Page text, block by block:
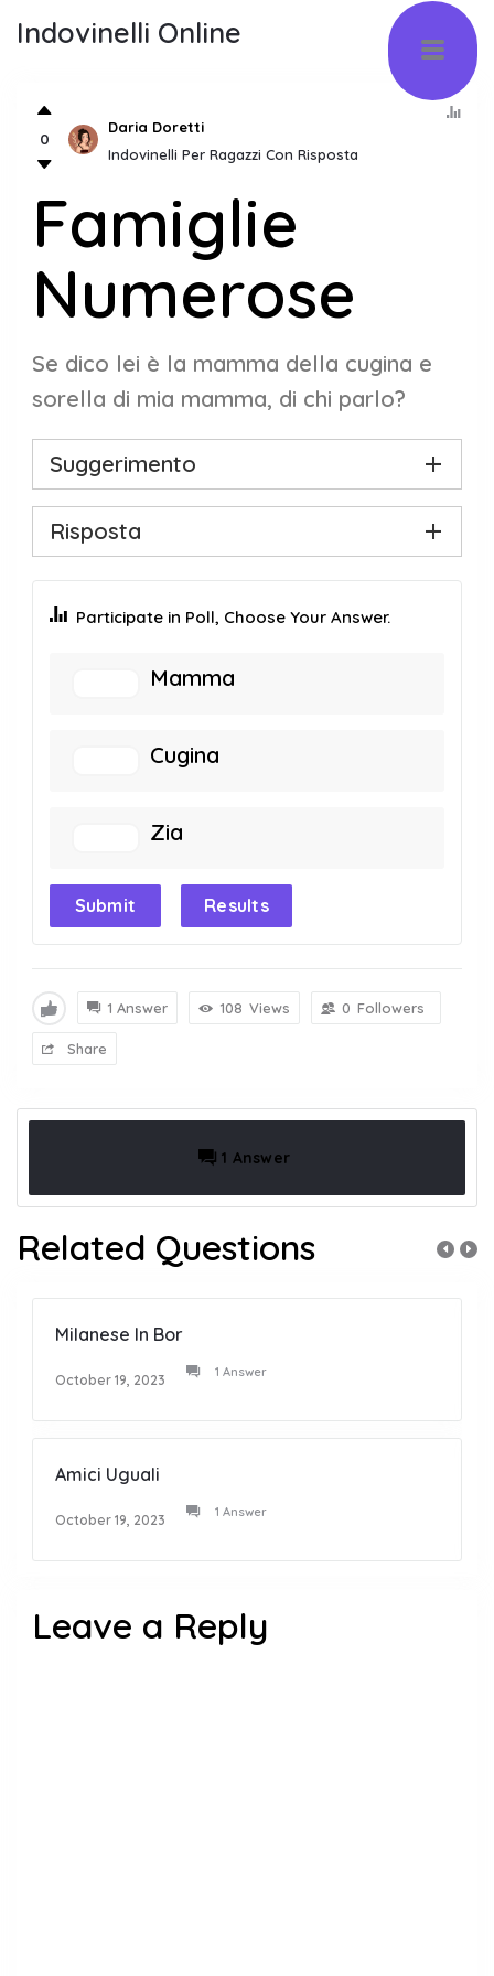
Indovinelli Online
0
Daria Doretti
Indovinelli Per Ragazzi Con Risposta
Famiglie
Numerose
Se dico lei è la mamma della cugina e
sorella di mia mamma, di chi parlo?
Suggerimento
Risposta
Participate in Poll, Choose Your Answer.
Mamma
Cugina
Zia
Submit Results
1 Answer 108 Views 0 Followers
Share
1 Answer
Related Questions
Milanese In Bor
October 19, 2023 1 Answer
Amici Uguali
October 19, 2023 1 Answer
Leave a Reply